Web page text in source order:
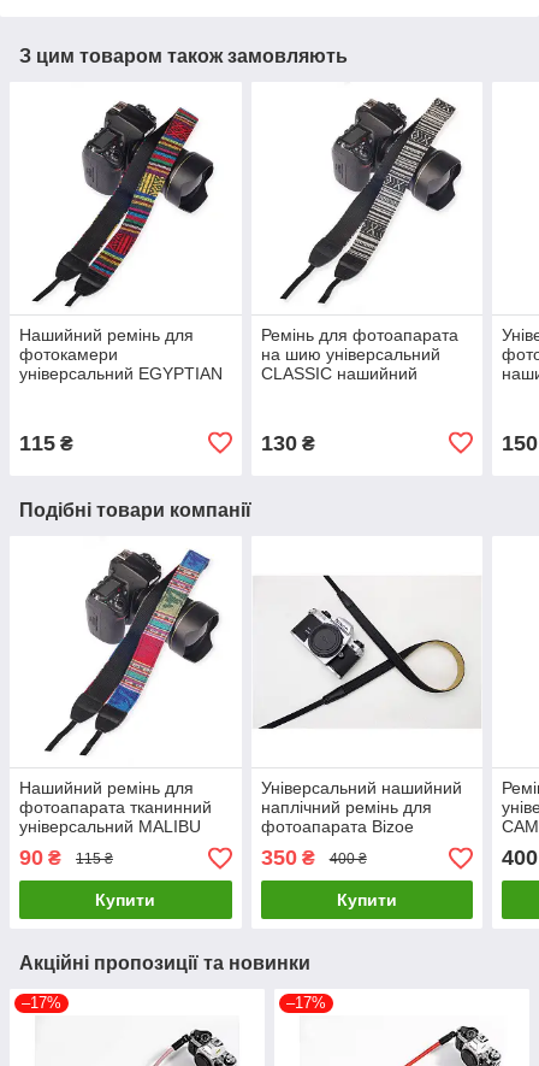
З цим товаром також замовляють
Нашийний ремінь для
фотокамери
універсальний EGYPTIAN
115 ₴
Ремінь для фотоапарата
на шию універсальний
CLASSIC нашийний
130₴ 150
Подібні товари компанії
Нашийний ремінь для
фотоапарата тканинний
універсальний MALIBU
вінтажний на шию для
фотокамери
90 ₴ 115 ₴
Купити
Універсальний нашийний
наплічний ремінь для
фотоапарата Bizoe
текстильний тканинний
чорний для фотокамери
350₴ 400 ₴
Купити
400
Акційні пропозиції та новинки
–17% –17%